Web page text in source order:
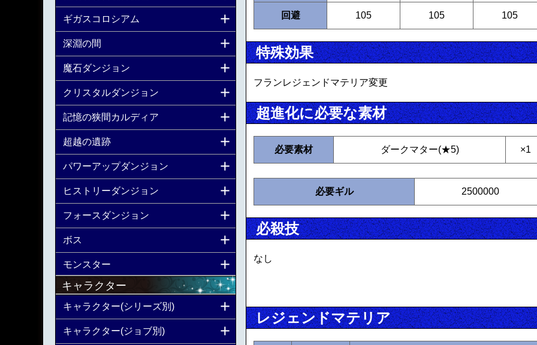
回避 105 105 105
特殊効果
フランレジェンドマテリア変更
超進化に必要な素材
必要素材 ダークマター(★5) ×1
必要ギル 2500000
必殺技
なし
レジェンドマテリア
ギガスコロシアム
深淵の間
魔石ダンジョン
クリスタルダンジョン
記憶の狭間カルディア
超越の遺跡
パワーアップダンジョン
ヒストリーダンジョン
フォースダンジョン
ボス
モンスター
キャラクター
キャラクター(シリーズ別)
キャラクター(ジョブ別)